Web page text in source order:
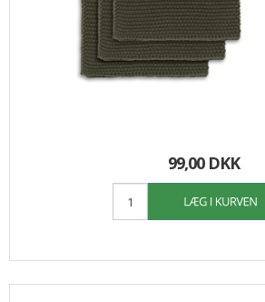
99,00 DKK